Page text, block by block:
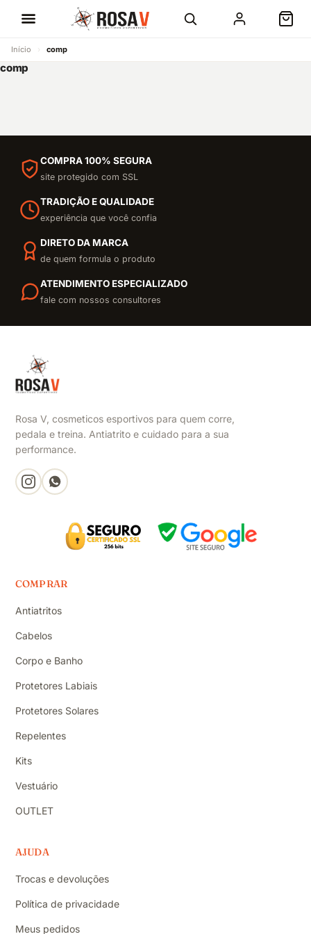
Início › comp
comp
COMPRA 100% SEGURA
site protegido com SSL
TRADIÇÃO E QUALIDADE
experiência que você confia
DIRETO DA MARCA
de quem formula o produto
ATENDIMENTO ESPECIALIZADO
fale com nossos consultores
Rosa V, cosmeticos esportivos para quem corre,
pedala e treina. Antiatrito e cuidado para a sua
performance.
COMPRAR
Antiatritos
Cabelos
Corpo e Banho
Protetores Labiais
Protetores Solares
Repelentes
Kits
Vestuário
OUTLET
AJUDA
Trocas e devoluções
Política de privacidade
Meus pedidos